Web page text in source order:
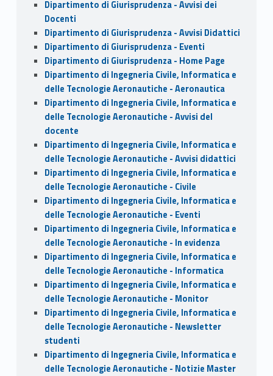
Dipartimento di Giurisprudenza - Avvisi dei
Docenti
Dipartimento di Giurisprudenza - Avvisi Didattici
Dipartimento di Giurisprudenza - Eventi
Dipartimento di Giurisprudenza - Home Page
Dipartimento di Ingegneria Civile, Informatica e
delle Tecnologie Aeronautiche - Aeronautica
Dipartimento di Ingegneria Civile, Informatica e
delle Tecnologie Aeronautiche - Avvisi del
docente
Dipartimento di Ingegneria Civile, Informatica e
delle Tecnologie Aeronautiche - Avvisi didattici
Dipartimento di Ingegneria Civile, Informatica e
delle Tecnologie Aeronautiche - Civile
Dipartimento di Ingegneria Civile, Informatica e
delle Tecnologie Aeronautiche - Eventi
Dipartimento di Ingegneria Civile, Informatica e
delle Tecnologie Aeronautiche - In evidenza
Dipartimento di Ingegneria Civile, Informatica e
delle Tecnologie Aeronautiche - Informatica
Dipartimento di Ingegneria Civile, Informatica e
delle Tecnologie Aeronautiche - Monitor
Dipartimento di Ingegneria Civile, Informatica e
delle Tecnologie Aeronautiche - Newsletter
studenti
Dipartimento di Ingegneria Civile, Informatica e
delle Tecnologie Aeronautiche - Notizie Master